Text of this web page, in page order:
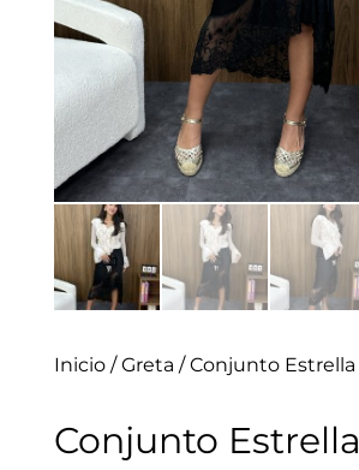
Inicio/Greta / Conjunto Estrella
Conjunto Estrella